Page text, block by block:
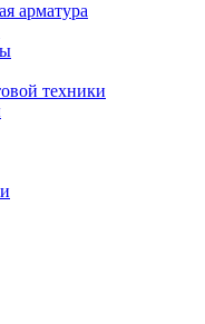
арматура
техники